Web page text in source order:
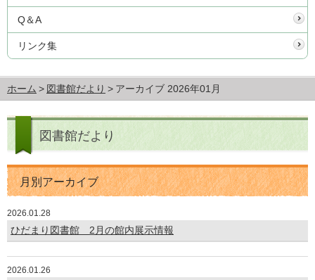
Q＆A
リンク集
ホーム 図書館だより アーカイブ 2026年01月
図書館だより
月別アーカイブ
2026.01.28
ひだまり図書館 2月の館内展示情報
2026.01.26